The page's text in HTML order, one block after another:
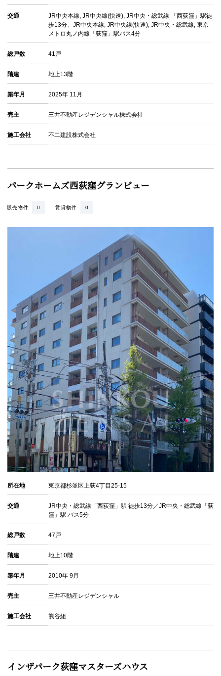
交通
JR中央本線, JR中央線(快速), JR中央・総武線 「西荻窪」駅徒
歩13分、JR中央本線, JR中央線(快速), JR中央・総武線, 東京
メトロ丸ノ内線「荻窪」駅バス4分
総戸数 41戸
階建 地上13階
築年月 2025年 11月
売主 三井不動産レジデンシャル株式会社
施工会社 不二建設株式会社
パークホームズ西荻窪グランビュー
賃貸物件 0
販売物件 0
所在地 東京都杉並区上荻4丁目25-15
交通
JR中央・総武線「西荻窪」駅 徒歩13分／JR中央・総武線「荻
窪」駅 バス5分
総戸数 47戸
階建 地上10階
築年月 2010年 9月
売主 三井不動産レジデンシャル
施工会社 熊谷組
インザパーク荻窪マスターズハウス